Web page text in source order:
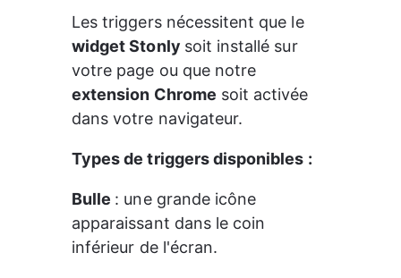
Les triggers nécessitent que le
widget Stonly soit installé sur
votre page ou que notre
extension Chrome soit activée
dans votre navigateur.
Types de triggers disponibles :
Bulle : une grande icône
apparaissant dans le coin
inférieur de l'écran.